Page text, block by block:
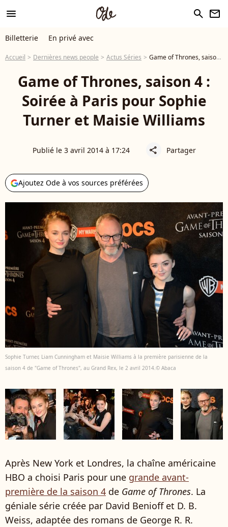
menu search newsletter
Billetterie En privé avec
Accueil Dernières news people Actus Séries Game of Thrones, saison 4 : Soirée à Paris pour Sophie Turner et Maisie Williams
Game of Thrones, saison 4 :
Soirée à Paris pour Sophie
Turner et Maisie Williams
Publié le 3 avril 2014 à 17:24 share Partager
Ajoutez Ode à vos sources préférées
Sophie Turner, Liam Cunningham et Maisie Williams à la première parisienne de la
saison 4 de "Game of Thrones", au Grand Rex, le 2 avril 2014.© Abaca
Après New York et Londres, la chaîne américaine
HBO a choisi Paris pour une grande avant-
première de la saison 4 de Game of Thrones. La
géniale série créée par David Benioff et D. B.
Weiss, adaptée des romans de George R. R.